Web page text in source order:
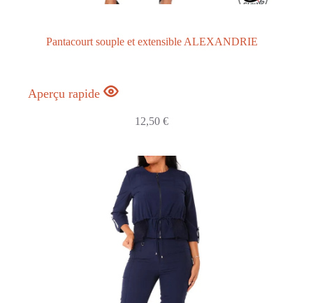
Pantacourt souple et extensible ALEXANDRIE
Aperçu rapide
12,50€